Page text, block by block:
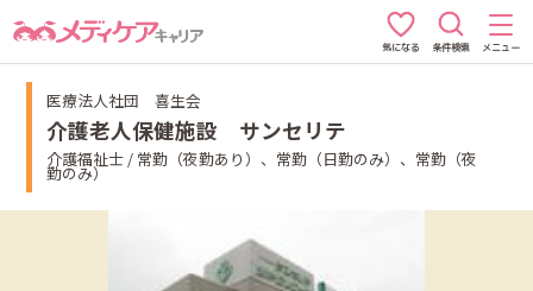
気になる 条件検索 メニュー
医療法人社団 喜生会
介護老人保健施設 サンセリテ
介護福祉士 / 常勤（夜勤あり）、常勤（日勤のみ）、常勤（夜
勤のみ）